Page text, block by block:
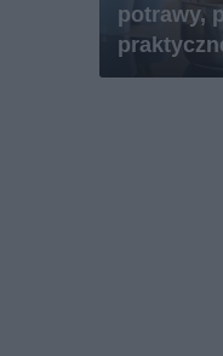
potrawy,